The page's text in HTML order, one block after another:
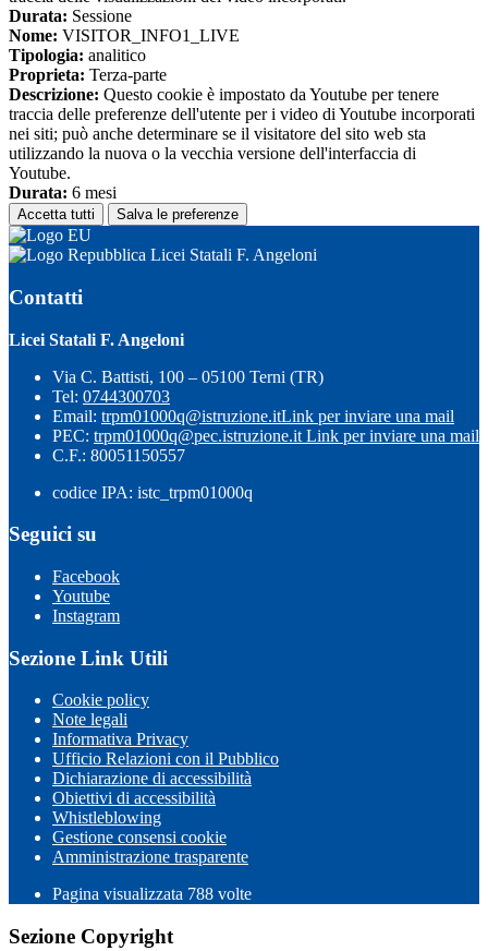
Durata: Sessione
Nome: VISITOR_INFO1_LIVE
Tipologia: analitico
Proprieta: Terza-parte
Descrizione: Questo cookie è impostato da Youtube per tenere
traccia delle preferenze dell'utente per i video di Youtube incorporati
nei siti; può anche determinare se il visitatore del sito web sta
utilizzando la nuova o la vecchia versione dell'interfaccia di
Youtube.
Durata: 6 mesi
Accetta tutti Salva le preferenze
Licei Statali F. Angeloni
Contatti
Licei Statali F. Angeloni
Via C. Battisti, 100 – 05100 Terni (TR)
Tel: 0744300703
Email: trpm01000q@istruzione.itLink per inviare una mail
PEC: trpm01000q@pec.istruzione.it Link per inviare una mail
C.F.: 80051150557
codice IPA: istc_trpm01000q
Seguici su
Facebook
Youtube
Instagram
Sezione Link Utili
Cookie policy
Note legali
Informativa Privacy
Ufficio Relazioni con il Pubblico
Dichiarazione di accessibilità
Obiettivi di accessibilità
Whistleblowing
Gestione consensi cookie
Amministrazione trasparente
Pagina visualizzata 788 volte
Sezione Copyright